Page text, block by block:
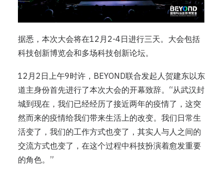
据悉，本次大会将在12月2-4日进行三天。大会包括
科技创新博览会和多场科技创新论坛。
12月2日上午9时许，BEYOND联合发起人贺建东以东
道主身份首先进行了本次大会的开幕致辞。“从武汉封
城到现在，我们已经经历了接近两年的疫情了，这突
然而来的疫情给我们带来生活上的改变。我们日常生
活变了，我们的工作方式也变了，其实人与人之间的
交流方式也变了，在这个过程中科技扮演着愈发重要
的角色。”